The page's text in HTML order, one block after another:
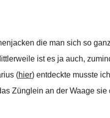
die man sich so
ist es ja auch,
(hier) entdeckte musste
Zünglein an der Waage sie